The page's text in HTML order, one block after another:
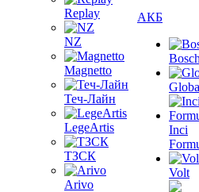
Replay
NZ
Magnetto
Теч-Лайн
LegeArtis
ТЗСК
Arivo
АКБ
Inci
Volt